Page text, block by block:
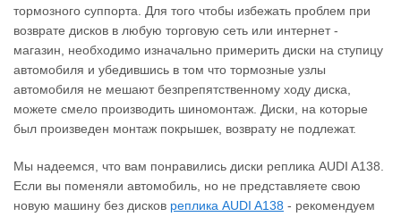
тормозного суппорта. Для того чтобы избежать проблем при
возврате дисков в любую торговую сеть или интернет -
магазин, необходимо изначально примерить диски на ступицу
автомобиля и убедившись в том что тормозные узлы
автомобиля не мешают безпрепятственному ходу диска,
можете смело производить шиномонтаж. Диски, на которые
был произведен монтаж покрышек, возврату не подлежат.
Мы надеемся, что вам понравились диски реплика AUDI A138.
Если вы поменяли автомобиль, но не представляете свою
новую машину без дисков реплика AUDI A138 ‐ рекомендуем